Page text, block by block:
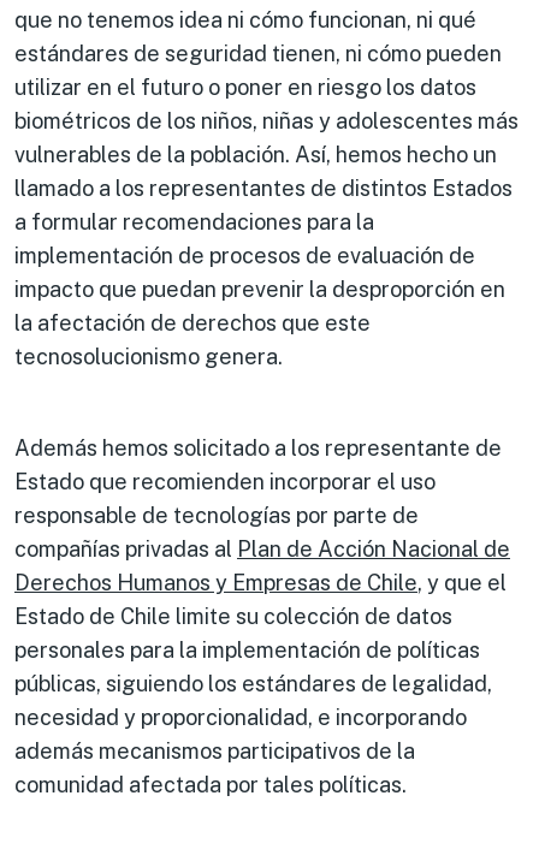
que no tenemos idea ni cómo funcionan, ni qué
estándares de seguridad tienen, ni cómo pueden
utilizar en el futuro o poner en riesgo los datos
biométricos de los niños, niñas y adolescentes más
vulnerables de la población. Así, hemos hecho un
llamado a los representantes de distintos Estados
a formular recomendaciones para la
implementación de procesos de evaluación de
impacto que puedan prevenir la desproporción en
la afectación de derechos que este
tecnosolucionismo genera.
Además hemos solicitado a los representante de
Estado que recomienden incorporar el uso
responsable de tecnologías por parte de
compañías privadas al Plan de Acción Nacional de
Derechos Humanos y Empresas de Chile, y que el
Estado de Chile limite su colección de datos
personales para la implementación de políticas
públicas, siguiendo los estándares de legalidad,
necesidad y proporcionalidad, e incorporando
además mecanismos participativos de la
comunidad afectada por tales políticas.